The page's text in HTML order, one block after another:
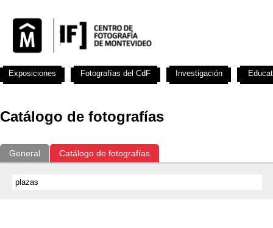
Catálogo de fotografías
General Catálogo de fotografías
Exposiciones Fotografías del CdF Investigación